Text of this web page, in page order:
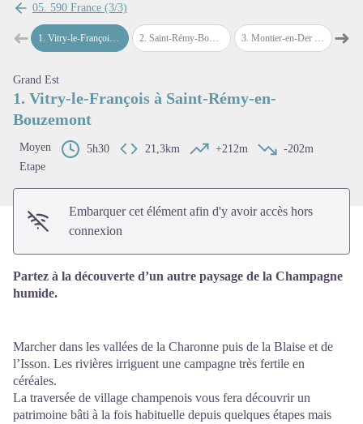
05. 590 France (3/3)
➜Étape précédente
1. Vitry-le-François à Saint-Rémy-en-Bouzemont 2.Saint-Rémy-Bouzemont à Montier-en-Der 3. Montier-en-Der à Wassy 4.
➜
Grand Est
1. Vitry-le-François à Saint-Rémy-en-
Bouzemont
Moyen 5h30 21,3km +212m
-202m
Etape
Embarquer cet élément afin d'y avoir accès hors
connexion
Partez à la découverte d’un autre paysage de la Champagne
humide.
Marcher dans les vallées de la Charonne puis de la Blaise et de
l’Isson. Les rivières irriguent une campagne très fertile en
céréales.
La traversée de village champenois vous fera découvrir un
patrimoine bâti à la fois habituelle depuis quelques étapes mais